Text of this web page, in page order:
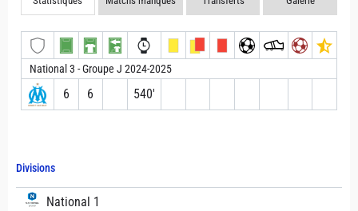
Divisions
National 1
National 3 - Groupe J 2024-2025
6 6 540′